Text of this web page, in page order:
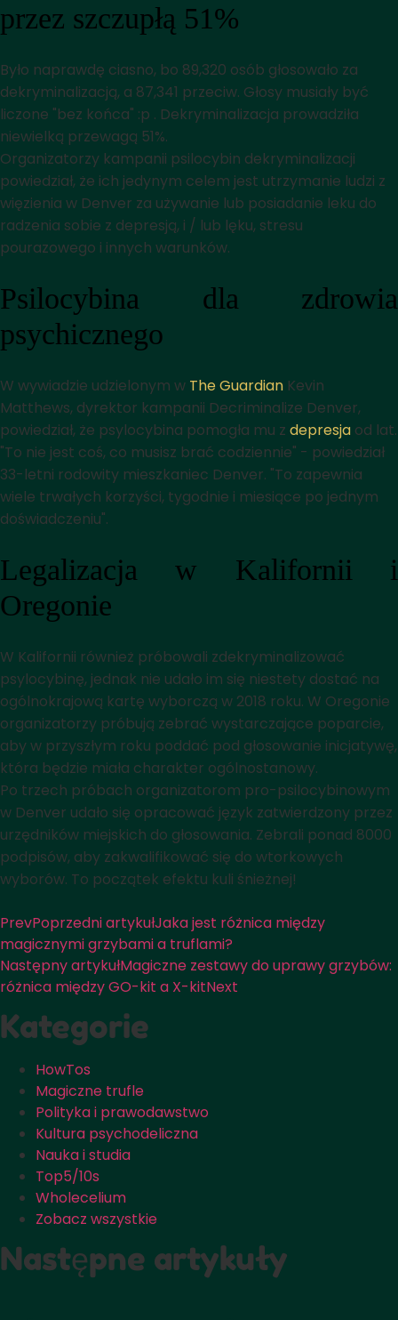
przez szczupłą 51%
Było naprawdę ciasno, bo 89,320 osób głosowało za
dekryminalizacją, a 87,341 przeciw. Głosy musiały być
liczone "bez końca" :p . Dekryminalizacja prowadziła
niewielką przewagą 51%.
Organizatorzy kampanii psilocybin dekryminalizacji
powiedział, że ich jedynym celem jest utrzymanie ludzi z
więzienia w Denver za używanie lub posiadanie leku do
radzenia sobie z depresją, i / lub lęku, stresu
pourazowego i innych warunków.
Psilocybina dla zdrowia
psychicznego
W wywiadzie udzielonym w The Guardian Kevin
Matthews, dyrektor kampanii Decriminalize Denver,
powiedział, że psylocybina pomogła mu z depresja od lat.
"To nie jest coś, co musisz brać codziennie" - powiedział
33-letni rodowity mieszkaniec Denver. "To zapewnia
wiele trwałych korzyści, tygodnie i miesiące po jednym
doświadczeniu".
Legalizacja w Kalifornii i
Oregonie
W Kalifornii również próbowali zdekryminalizować
psylocybinę, jednak nie udało im się niestety dostać na
ogólnokrajową kartę wyborczą w 2018 roku. W Oregonie
organizatorzy próbują zebrać wystarczające poparcie,
aby w przyszłym roku poddać pod głosowanie inicjatywę,
która będzie miała charakter ogólnostanowy.
Po trzech próbach organizatorom pro-psilocybinowym
w Denver udało się opracować język zatwierdzony przez
urzędników miejskich do głosowania. Zebrali ponad 8000
podpisów, aby zakwalifikować się do wtorkowych
wyborów. To początek efektu kuli śnieżnej!
PrevPoprzedni artykułJaka jest różnica między
magicznymi grzybami a truflami?
Następny artykułMagiczne zestawy do uprawy grzybów:
różnica między GO-kit a X-kitNext
Kategorie
HowTos
Magiczne trufle
Polityka i prawodawstwo
Kultura psychodeliczna
Nauka i studia
Top5/10s
Wholecelium
Zobacz wszystkie
Następne artykuły